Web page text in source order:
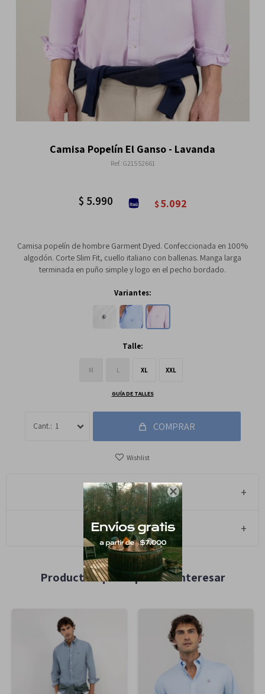

Camisa Popelín El Ganso - Lavanda
G215S2661
$ 5.990 $5.092
Camisa popelín de hombre Garment Dyed. Confeccionada en 100%
algodón. Corte Slim Fit, cuello italiano con ballenas. Manga larga
terminada en puño simple y logo en el pecho bordado.
Variantes:
Talle:
M L XL XXL
GUÍA DE TALLES
1 COMPRAR
Métodos y costos de envío
Cambios y Devoluciones
Productos que te pueden interesar